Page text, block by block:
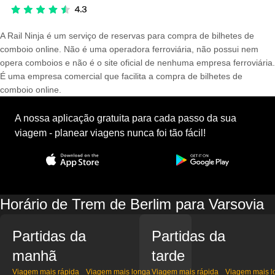
A Rail Ninja é um serviço de reservas para compra de bilhetes de
comboio online. Não é uma operadora ferroviária, não possui nem
opera comboios e não é o site oficial de nenhuma empresa ferroviária.
É uma empresa comercial que facilita a compra de bilhetes de
comboio online.
A nossa aplicação gratuita para cada passo da sua
viagem - planear viagens nunca foi tão fácil!
Horário de Trem de Berlim para Varsovia
Partidas da
manhã
Viagem mais rápida Viagem mais longa
Partidas da
tarde
Viagem mais rápida Viagem mais